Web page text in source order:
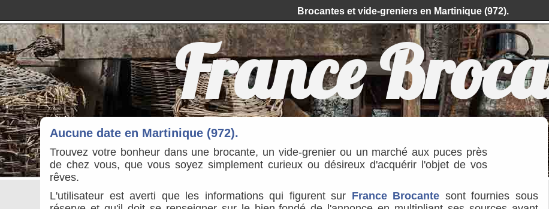
Brocantes et vide-greniers en Martinique (972).
France
Aucune date en Martinique (972).
Trouvez votre bonheur dans une brocante, un vide-grenier ou un marché aux puces près
de chez vous, que vous soyez simplement curieux ou désireux d'acquérir l'objet de vos
rêves.
L'utilisateur est averti que les informations qui figurent sur France Brocante sont fournies sous